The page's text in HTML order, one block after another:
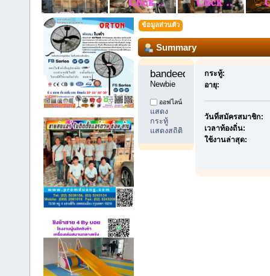
ข้อมูลส่วนตัว
Summary
bandeedee11
Newbie
ออฟไลน์
แสดง
กระทู้
แสดงสถิติ
กระทู้:
อายุ:
วันที่สมัครสมาชิก:
เวลาท้องถิ่น:
ใช้งานล่าสุด: